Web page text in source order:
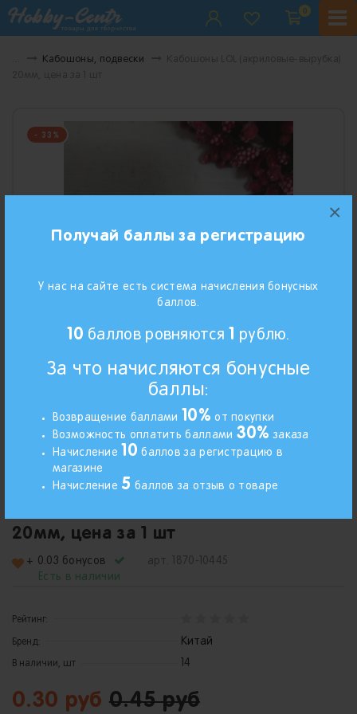
Получай баллы за регистрацию
У нас на сайте есть система начисления бонусных
баллов.
10 баллов ровняются 1 рублю.
За что начисляются бонусные
баллы:
Возвращение баллами 10% от покупки
Возможность оплатить баллами 30% заказа
Начисление
10 баллов за регистрацию в
магазине
Начисление 5 баллов за отзыв о товаре
×
0
Кабошоны, подвески
- 33%
20мм, цена за 1 шт
+ 0.03 бонусов
Есть в наличии
арт. 1870-10445
Рейтинг:
Бренд: Китай
В наличии, шт 14
0.30 руб 0.45 руб